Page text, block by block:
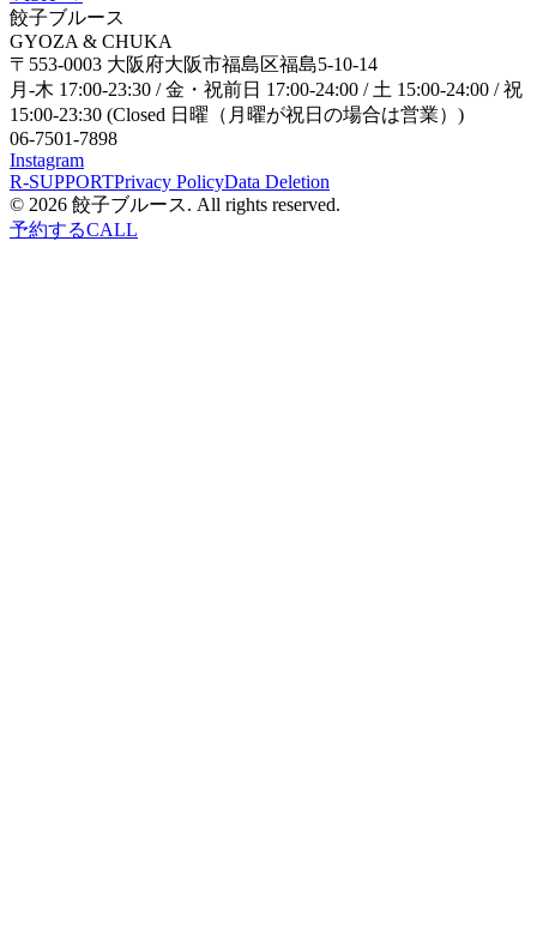
餃子ブルース
GYOZA & CHUKA
〒553-0003 大阪府大阪市福島区福島5-10-14
月-木 17:00-23:30 / 金・祝前日 17:00-24:00 / 土 15:00-24:00 / 祝
15:00-23:30 (Closed 日曜（月曜が祝日の場合は営業）)
06-7501-7898
Instagram
R-SUPPORTPrivacy PolicyData Deletion
© 2026 餃子ブルース. All rights reserved.
予約するCALL